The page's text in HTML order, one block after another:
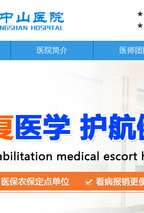
★
★
医院简介 医师团